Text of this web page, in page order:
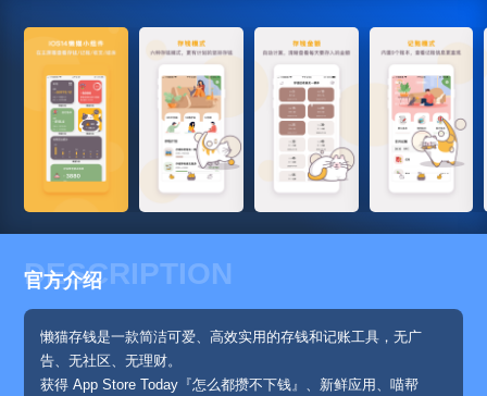
DESCRIPTION
官方介绍
懒猫存钱是一款简洁可爱、高效实用的存钱和记账工具，无广
告、无社区、无理财。
获得 App Store Today『怎么都攒不下钱』、新鲜应用、喵帮